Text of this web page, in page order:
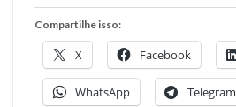
Compartilhe isso:
X Facebook
WhatsApp Telegram